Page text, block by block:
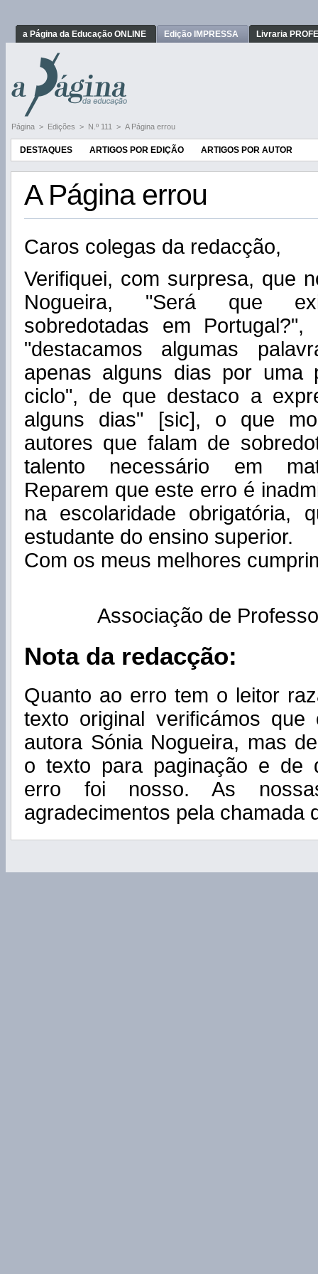
a Página da Educação ONLINE Edição IMPRESSA Livraria
Página > Edições > N.º 111 > A Página errou
DESTAQUES ARTIGOS POR EDIÇÃO ARTIGOS POR AUTOR
A Página errou
Caros colegas da redacção,
Verifiquei, com surpresa, que
Nogueira, "Será que
sobredotadas em
"destacamos algumas
apenas alguns dias por uma
ciclo", de que destaco a
alguns dias" [sic], o que
autores que falam de
talento necessário em
Reparem que este erro é
na escolaridade obrigatória,
estudante do ensino superior.
Com os meus melhores
Associação de
Nota da redacção:
Quanto ao erro tem o leitor
texto original verificámos
autora Sónia Nogueira, mas
o texto para paginação e de
erro foi nosso. As
agradecimentos pela chamada